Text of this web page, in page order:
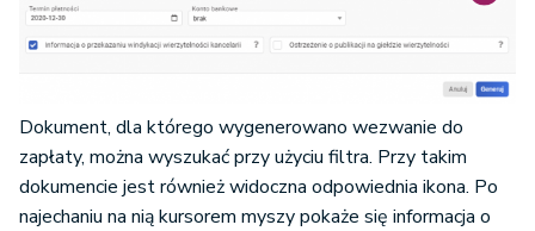
Dokument, dla którego wygenerowano wezwanie do
zapłaty, można wyszukać przy użyciu filtra. Przy takim
dokumencie jest również widoczna odpowiednia ikona. Po
najechaniu na nią kursorem myszy pokaże się informacja o